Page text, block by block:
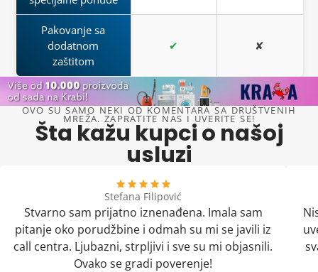
Pakovanje sa
dodatnom
zaštitom
✔ ✘
OVO SU SAMO NEKI OD KOMENTARA SA DRUŠTVENIH
MREŽA. ZAPRATITE NAS I UVERITE SE!
Šta kažu kupci o našoj
usluzi
Stefana Filipović
Stvarno sam prijatno iznenađena. Imala sam
pitanje oko porudžbine i odmah su mi se javili iz
call centra. Ljubazni, strpljivi i sve su mi objasnili.
Ovako se gradi poverenje!